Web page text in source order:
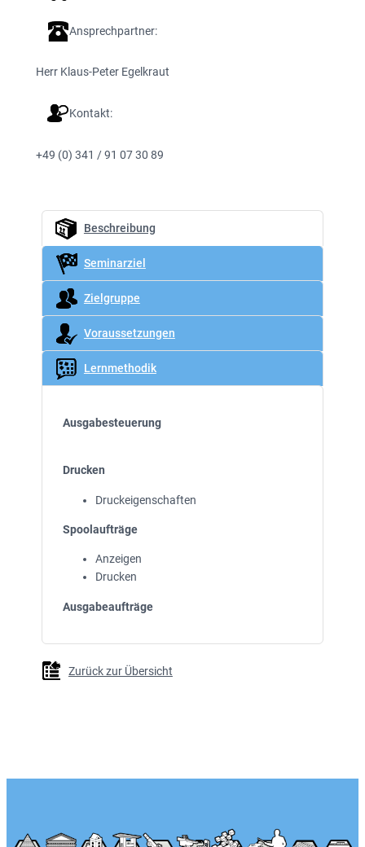
Ansprechpartner:
Herr Klaus-Peter Egelkraut
Kontakt:
+49 (0) 341 / 91 07 30 89
Beschreibung
Seminarziel
Zielgruppe
Voraussetzungen
Lernmethodik
Ausgabesteuerung
Drucken
Druckeigenschaften
Spoolaufträge
Anzeigen
Drucken
Ausgabeaufträge
Zurück zur Übersicht